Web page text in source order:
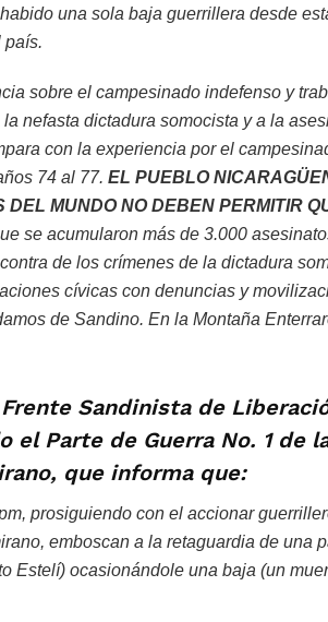
una sola baja guerrillera desde
país.
sobre el campesinado indefenso y
nefasta dictadura somocista y a la
con la experiencia por el
74 al 77. EL PUEBLO
MUNDO NO DEBEN PERMITIR
se acumularon más de 3.000
de los crímenes de la dictadura
cívicas con denuncias y
de Sandino. En la Montaña
Sandinista de
Parte de Guerra No. 1 de
que informa que:
prosiguiendo con el accionar
emboscan a la retaguardia de una
Estelí) ocasionándole una baja (un